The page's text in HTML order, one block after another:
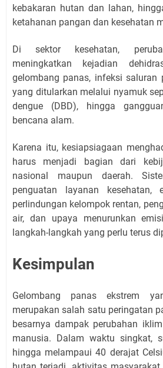
kebakaran hutan dan lahan,
ketahanan pangan dan kesehatan
Di sektor kesehatan,
meningkatkan kejadian
gelombang panas, infeksi saluran
yang ditularkan melalui nyamuk
dengue (DBD), hingga
bencana alam.
Karena itu, kesiapsiagaan
harus menjadi bagian dari
nasional maupun daerah.
penguatan layanan kesehatan,
perlindungan kelompok rentan,
air, dan upaya menurunkan
langkah-langkah yang perlu terus
Kesimpulan
Gelombang panas ekstrem
merupakan salah satu peringatan
besarnya dampak perubahan
manusia. Dalam waktu singkat,
hingga melampaui 40 derajat